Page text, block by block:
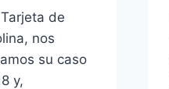
de
nos
su caso
y,